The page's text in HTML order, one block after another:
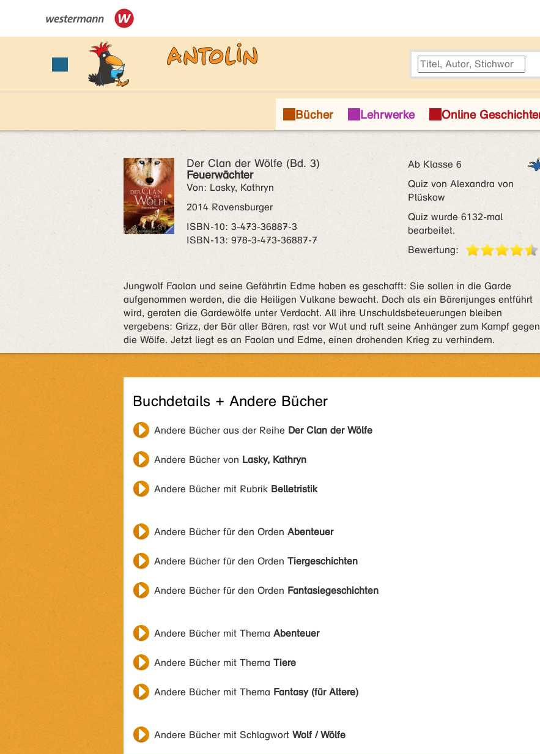
Der Clan der Wölfe (Bd. 3)
Feuerwächter
Von: Lasky, Kathryn
2014 Ravensburger
ISBN‑10: 3-473-36887-3
ISBN‑13: 978-3-473-36887-7
Ab Klasse 6
Quiz von Alexandra von
Plüskow
Quiz wurde 6132-mal
bearbeitet.
Bewertung:
Jungwolf Faolan und seine Gefährtin Edme haben es geschafft: Sie sollen in die Garde
aufgenommen werden, die die Heiligen Vulkane bewacht. Doch als ein Bärenjunges entführt
wird, geraten die Gardewölfe unter Verdacht. All ihre Unschuldsbeteuerungen bleiben
vergebens: Grizz, der Bär aller Bären, rast vor Wut und ruft seine Anhänger zum Kampf gegen
die Wölfe. Jetzt liegt es an Faolan und Edme, einen drohenden Krieg zu verhindern.
Buchdetails + Andere Bücher
Andere Bücher aus der Reihe Der Clan der Wölfe
Andere Bücher von Lasky, Kathryn
Andere Bücher mit Rubrik Belletristik
Andere Bücher für den Orden Abenteuer
Andere Bücher für den Orden Tiergeschichten
Andere Bücher für den Orden Fantasiegeschichten
Andere Bücher mit Thema Abenteuer
Andere Bücher mit Thema Tiere
Andere Bücher mit Thema Fantasy (für Ältere)
Andere Bücher mit Schlagwort Wolf / Wölfe